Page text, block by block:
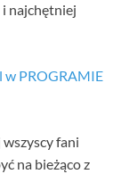
najchętniej
w PROGRAMIE
fani
na bieżąco z